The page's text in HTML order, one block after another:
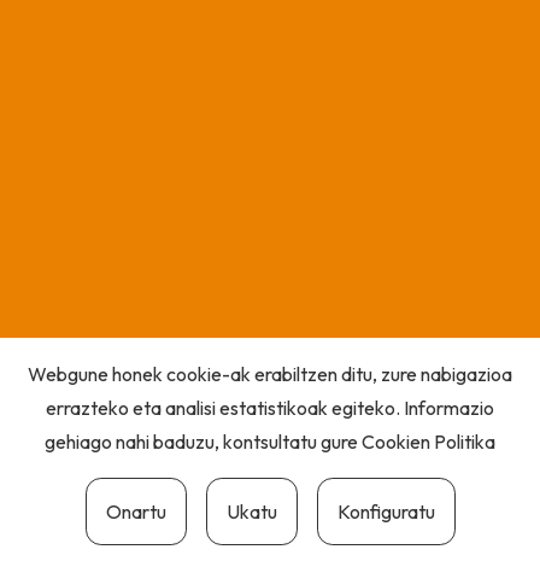
Webgune honek cookie-ak erabiltzen ditu, zure nabigazioa
errazteko eta analisi estatistikoak egiteko. Informazio
gehiago nahi baduzu, kontsultatu gureCookien Politika
Onartu Ukatu Konfiguratu